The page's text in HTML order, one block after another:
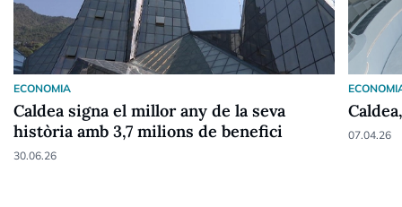
ECONOMIA
Caldea signa el millor any de la seva
història amb 3,7 milions de benefici
30.06.26
07.04.26